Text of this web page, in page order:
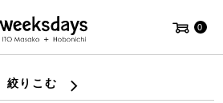
0
絞りこむ